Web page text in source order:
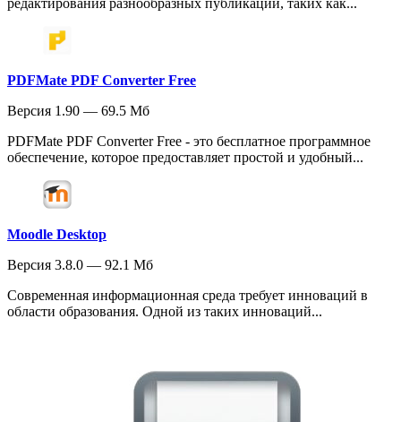
редактирования разнообразных публикаций, таких как...
PDFMate PDF Converter Free
Версия 1.90 — 69.5 Мб
PDFMate PDF Converter Free - это бесплатное программное
обеспечение, которое предоставляет простой и удобный...
Moodle Desktop
Версия 3.8.0 — 92.1 Мб
Современная информационная среда требует инноваций в
области образования. Одной из таких инноваций...